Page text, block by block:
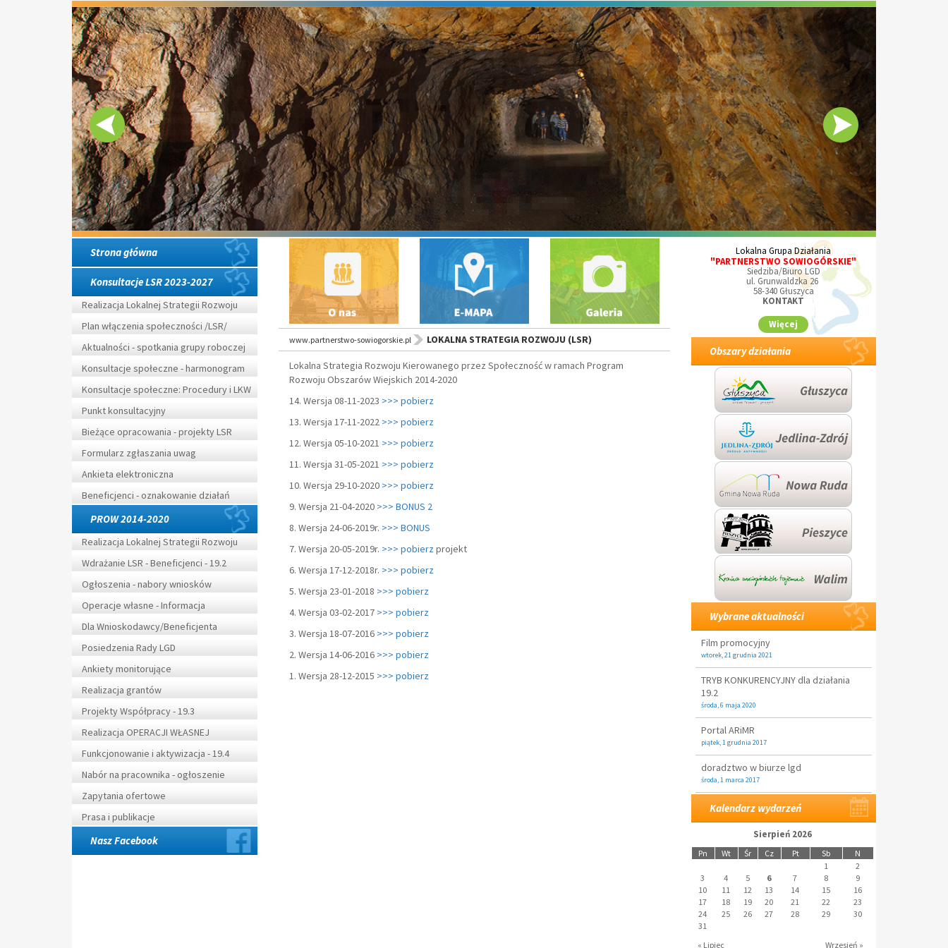
Strona główna
Konsultacje LSR 2023-2027
Realizacja Lokalnej Strategii Rozwoju
Plan włączenia społeczności /LSR/
Aktualności - spotkania grupy roboczej
Konsultacje społeczne - harmonogram
Konsultacje społeczne: Procedury i LKW
Punkt konsultacyjny
Bieżące opracowania - projekty LSR
Formularz zgłaszania uwag
Ankieta elektroniczna
Beneficjenci - oznakowanie działań
PROW 2014-2020
Realizacja Lokalnej Strategii Rozwoju
Wdrażanie LSR - Beneficjenci - 19.2
Ogłoszenia - nabory wniosków
Operacje własne - Informacja
Dla Wnioskodawcy/Beneficjenta
Posiedzenia Rady LGD
Ankiety monitorujące
Realizacja grantów
Projekty Współpracy - 19.3
Realizacja OPERACJI WŁASNEJ
Funkcjonowanie i aktywizacja - 19.4
Nabór na pracownika - ogłoszenie
Zapytania ofertowe
Prasa i publikacje
Nasz Facebook
www.partnerstwo-sowiogorskie.pl LOKALNA STRATEGIA ROZWOJU (LSR)
Lokalna Strategia Rozwoju Kierowanego przez Społeczność w ramach Program
Rozwoju Obszarów Wiejskich 2014-2020
14. Wersja 08-11-2023 >>> pobierz
13. Wersja 17-11-2022 >>> pobierz
12. Wersja 05-10-2021 >>> pobierz
11. Wersja 31-05-2021 >>> pobierz
10. Wersja 29-10-2020 >>> pobierz
9. Wersja 21-04-2020 >>> BONUS 2
8. Wersja 24-06-2019r. >>> BONUS
7. Wersja 20-05-2019r. >>> pobierzprojekt
6. Wersja 17-12-2018r. >>> pobierz
5. Wersja 23-01-2018 >>> pobierz
4. Wersja 03-02-2017 >>> pobierz
3. Wersja 18-07-2016 >>> pobierz
2. Wersja 14-06-2016 >>> pobierz
1. Wersja 28-12-2015 >>> pobierz
Lokalna Grupa Działania
"PARTNERSTWO SOWIOGÓRSKIE"
Siedziba/Biuro LGD
ul. Grunwaldzka 26
58-340 Głuszyca
KONTAKT
Więcej
Obszary działania
Wybrane aktualności
Film promocyjny
wtorek, 21 grudnia 2021
TRYB KONKURENCYJNY dla działania
19.2
środa, 6 maja 2020
Portal ARiMR
piątek, 1 grudnia 2017
doradztwo w biurze lgd
środa, 1 marca 2017
Kalendarz wydarzeń
Sierpień 2026
Pn Wt Śr Cz Pt Sb N
« Lipiec Wrzesień »
1
2
3
4 5 6 7 8
9
10
11 12 13 14 15
16
17
18 19 20 21 22
23
24
25 26 27 28 29
30
31